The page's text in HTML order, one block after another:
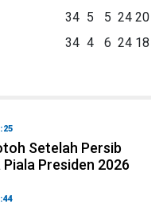
34 5 5 24 20
34 4 6 24 18
Setelah Persib
Presiden 2026